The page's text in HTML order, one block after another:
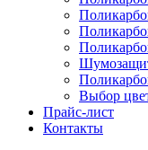
Выбор
Прайс-лист
Контакты